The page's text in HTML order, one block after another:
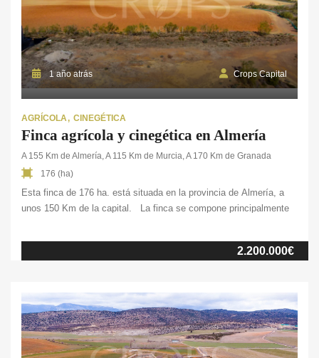
1 año atrás Crops Capital
AGRÍCOLA CINEGÉTICA
Finca agrícola y cinegética en Almería
A 155 Km de Almería, A 115 Km de Murcia, A 170 Km de Granada
176 (ha)
Esta finca de 176 ha. está situada en la provincia de Almería, a
unos 150 Km de la capital. La finca se compone principalmente
Además, cuenta con 23 ha. de
cultivo de hortalizas de regadío en intensivo. Dispone también
un cortijo de nueva construcción, con un total de 150 m². Además,
dispone de una nave para […]
2.200.000€